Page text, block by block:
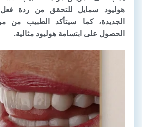
هوليود سمايل للتحقق من ردة فعل
الجديدة، كما سيتأكد الطبيب من
الحصول على ابتسامة هوليود مثالية.